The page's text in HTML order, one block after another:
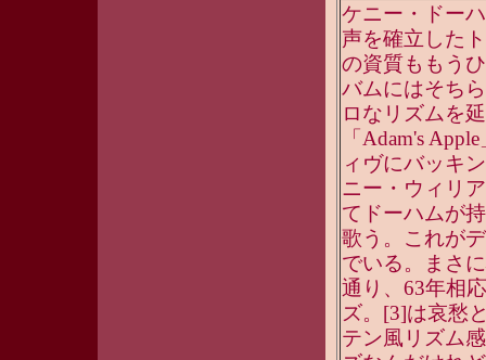
ケニー・ドー
声を確立した
の資質ももう
バムにはそち
ロなリズムを
「Adam's
ィヴにバッキ
ニー・ウィリ
てドーハムが
歌う。これが
でいる。まさ
通り、63年相
ズ。[3]は哀愁
テン風リズム